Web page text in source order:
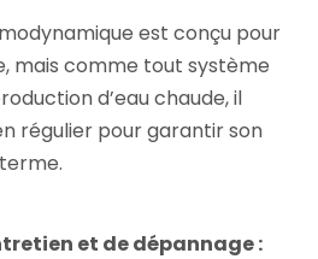
est conçu pour
mais comme tout système
d’eau chaude, il
régulier pour garantir son
et de dépannage :